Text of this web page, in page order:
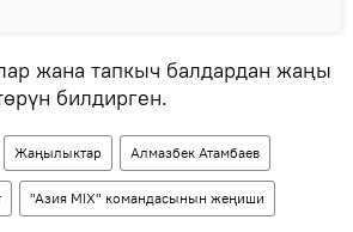
жана тапкыч балдардан жаңы
билдирген.
Жаңылыктар Алмазбек Атамбаев
"Азия MIX" командасынын жеңиши